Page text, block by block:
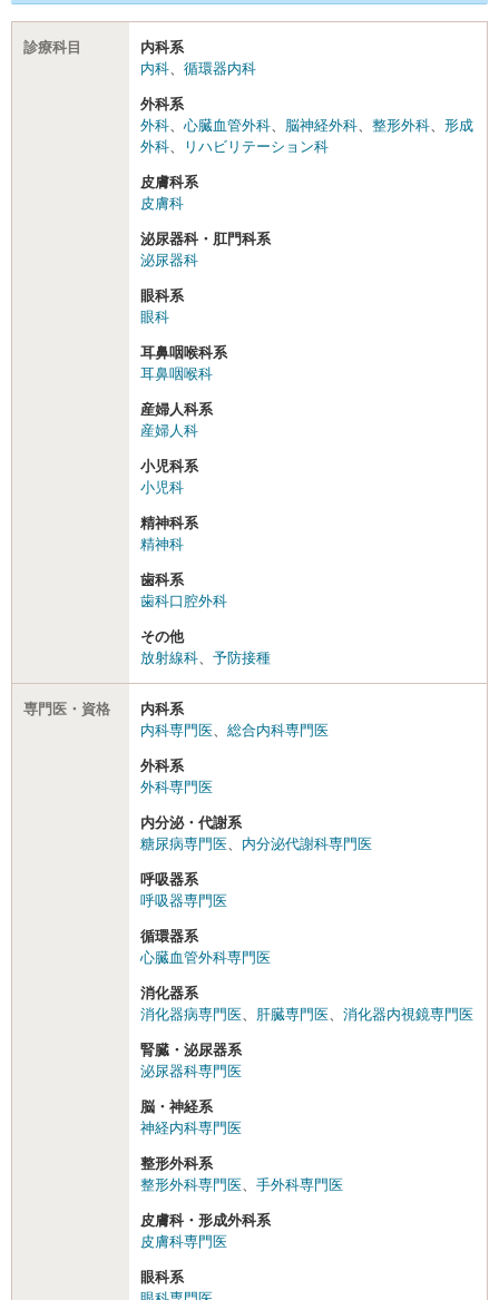
診療科目
内科系
内科、 循環器内科
外科系
外科、 心臓血管外科、 脳神経外科、 整形外科、 形成
外科、 リハビリテーション科
皮膚科系
皮膚科
泌尿器科・肛門科系
泌尿器科
眼科系
眼科
耳鼻咽喉科系
耳鼻咽喉科
産婦人科系
産婦人科
小児科系
小児科
精神科系
精神科
歯科系
歯科口腔外科
その他
放射線科、 予防接種
専門医・資格
内科系
内科専門医、 総合内科専門医
外科系
外科専門医
内分泌・代謝系
糖尿病専門医、 内分泌代謝科専門医
呼吸器系
呼吸器専門医
循環器系
心臓血管外科専門医
消化器系
消化器病専門医、 肝臓専門医、 消化器内視鏡専門医
腎臓・泌尿器系
泌尿器科専門医
脳・神経系
神経内科専門医
整形外科系
整形外科専門医、 手外科専門医
皮膚科・形成外科系
皮膚科専門医
眼科系